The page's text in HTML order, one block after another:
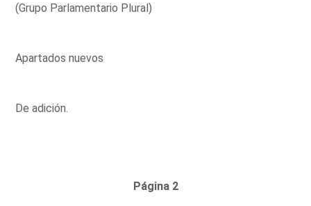
(Grupo Parlamentario Plural)
Apartados nuevos
De adición.
Página 2